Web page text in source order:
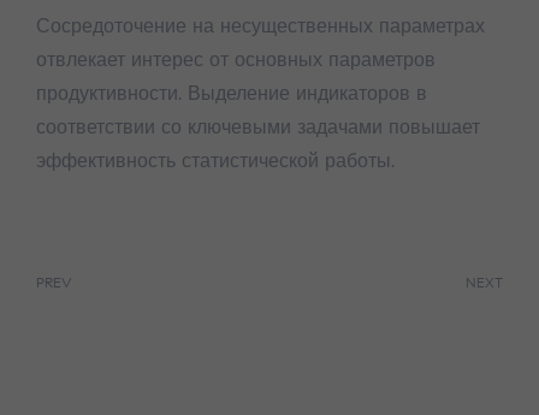
Сосредоточение на несущественных параметрах
отвлекает интерес от основных параметров
продуктивности. Выделение индикаторов в
соответствии со ключевыми задачами повышает
эффективность статистической работы.
PREV NEXT